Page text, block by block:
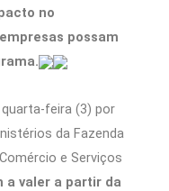
no
possam
feira (3) por
da Fazenda
e Serviços
a valer a partir da